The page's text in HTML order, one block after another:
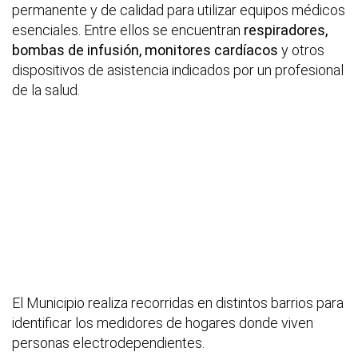
permanente y de calidad para utilizar equipos médicos
esenciales. Entre ellos se encuentran respiradores,
bombas de infusión, monitores cardíacos y otros
dispositivos de asistencia indicados por un profesional
de la salud.
El Municipio realiza recorridas en distintos barrios para
identificar los medidores de hogares donde viven
personas electrodependientes.